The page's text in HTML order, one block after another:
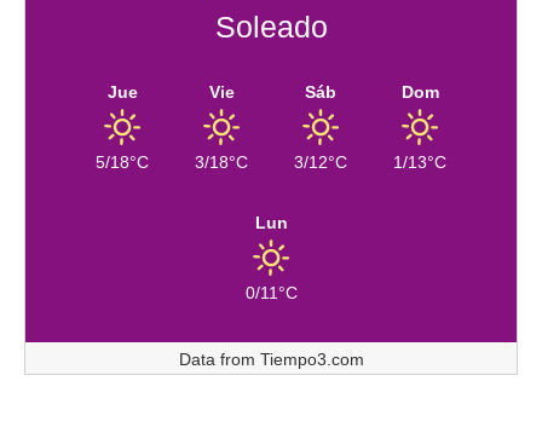
Soleado
Jue
5/18°C
Vie
3/18°C
Sáb
3/12°C
Dom
1/13°C
Lun
0/11°C
Data from Tiempo3.com